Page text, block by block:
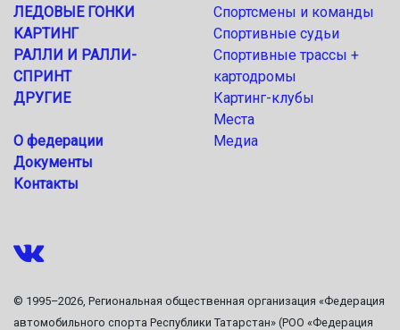
ЛЕДОВЫЕ ГОНКИ
КАРТИНГ
РАЛЛИ И РАЛЛИ-
СПРИНТ
ДРУГИЕ
О федерации
Документы
Контакты
Спортсмены и команды
Спортивные судьи
Спортивные трассы +
картодромы
Картинг-клубы
Места
Медиа
© 1995–2026, Региональная общественная организация «Федерация
автомобильного спорта Республики Татарстан» (РОО «Федерация